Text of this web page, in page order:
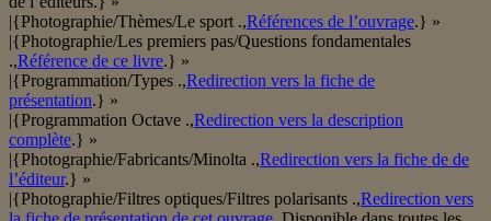
|{Photographie/Thèmes/Le sport .,Références de l’ouvrage.} »
|{Photographie/Les premiers pas/Questions fondamentales
.,Référence de ce livre.} »
|{Programmation/Types .,Redirection vers la fiche de
présentation.} »
|{Programmation Octave .,Redirection vers la description
complète.} »
|{Photographie/Fabricants/Minolta .,Redirection vers la fiche de de
l’éditeur.} »
|{Photographie/Filtres optiques/Filtres polarisants .,Redirection vers